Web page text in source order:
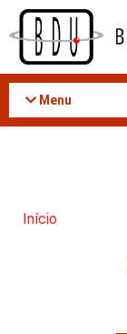
Acessar
conteúdo
Menu
Início